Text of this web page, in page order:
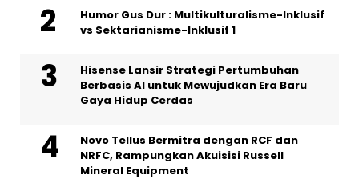
Humor Gus Dur : Multikulturalisme-Inklusif
vs Sektarianisme-Inklusif 1
Hisense Lansir Strategi Pertumbuhan
Berbasis AI untuk Mewujudkan Era Baru
Gaya Hidup Cerdas
Novo Tellus Bermitra dengan RCF dan
NRFC, Rampungkan Akuisisi Russell
Mineral Equipment